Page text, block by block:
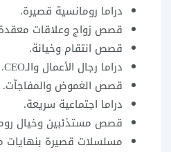
دراما رومانسية قصيرة.
قصص زواج وعلاقات
قصص انتقام وخيانة.
دراما رجال الأعمال والـCEO.
قصص الغموض والمفاجآت.
دراما اجتماعية سريعة.
قصص مستذئبين وخيال
مسلسلات قصيرة